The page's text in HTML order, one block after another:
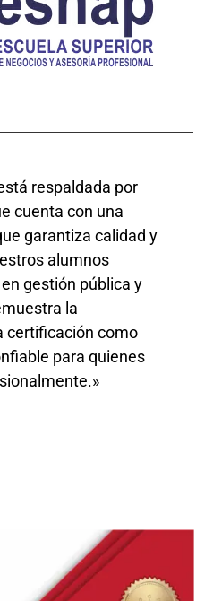
respaldada por
cuenta con una
garantiza calidad y
alumnos
gestión pública y
la
certificación como
para quienes